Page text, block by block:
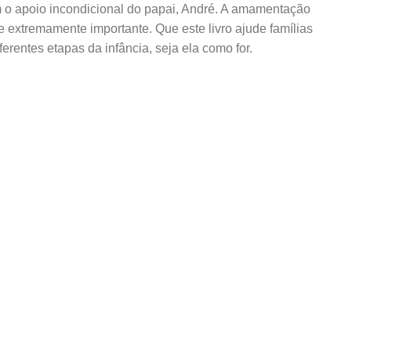
apoio incondicional do papai, André. A amamentação
importante. Que este livro ajude famílias
etapas da infância, seja ela como for.